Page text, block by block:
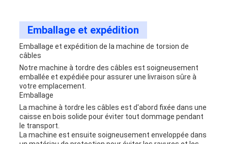
Emballage et expédition
Emballage et expédition de la machine de torsion de
câbles
Notre machine à tordre des câbles est soigneusement
emballée et expédiée pour assurer une livraison sûre à
votre emplacement.
Emballage
La machine à tordre les câbles est d'abord fixée dans une
caisse en bois solide pour éviter tout dommage pendant
le transport.
La machine est ensuite soigneusement enveloppée dans